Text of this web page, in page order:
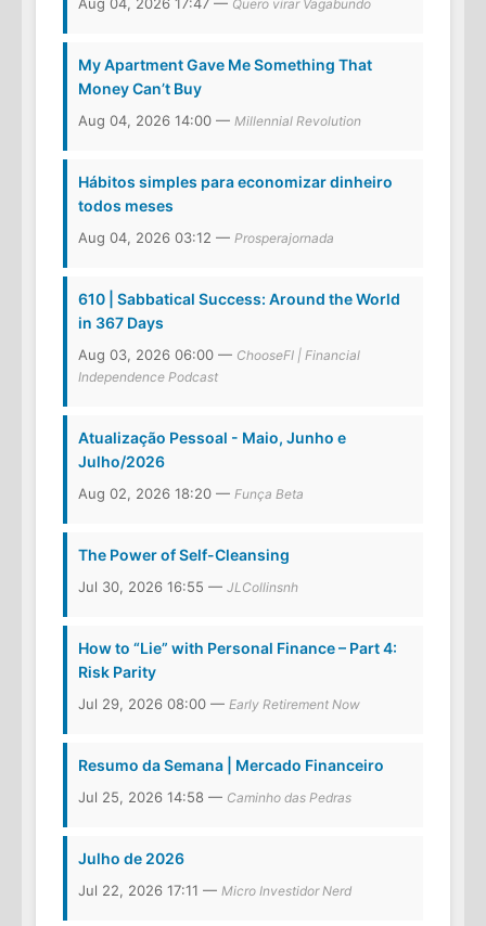
Quero virar Vagabundo
My Apartment Gave Me Something That
Money Can’t Buy
Aug 04, 2026 14:00 — Millennial Revolution
Hábitos simples para economizar dinheiro
todos meses
Aug 04, 2026 03:12 — Prosperajornada
610 | Sabbatical Success: Around the World
in 367 Days
Aug 03, 2026 06:00 — ChooseFI | Financial
Independence Podcast
Atualização Pessoal - Maio, Junho e
Julho/2026
Aug 02, 2026 18:20 — Funça Beta
The Power of Self-Cleansing
Jul 30, 2026 16:55 — JLCollinsnh
How to “Lie” with Personal Finance – Part 4:
Risk Parity
Jul 29, 2026 08:00 — Early Retirement Now
Resumo da Semana | Mercado Financeiro
Jul 25, 2026 14:58 — Caminho das Pedras
Julho de 2026
Jul 22, 2026 17:11 — Micro Investidor Nerd